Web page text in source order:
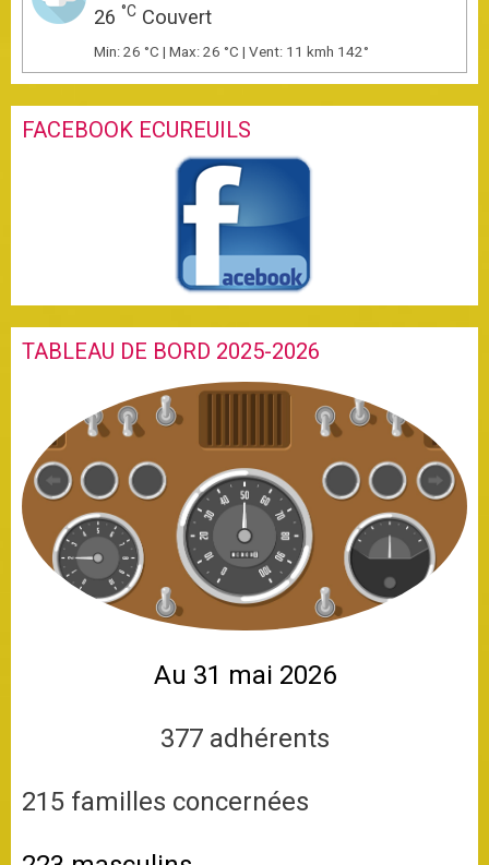
26 °C Couvert
Min: 26 °C | Max: 26 °C | Vent: 11 kmh 142°
FACEBOOK ECUREUILS
TABLEAU DE BORD 2025-2026
Au 31 mai 2026
377 adhérents
215 familles concernées